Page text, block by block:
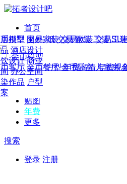
首页
发现
年费 作品 图纸 交易 软装 工装 SU
年费版块
费图纸 年费户型 年费高清 年费视
作品
别墅 国外
酒店设计
设计 商业
办公空间
作品 户型
模型
模型 交易家装 交易软装 交易工装
金币模型
客厅 金币餐厅 金币卧室 儿童房
CAD
概念
贴图
年费
更多
搜索
登录 注册